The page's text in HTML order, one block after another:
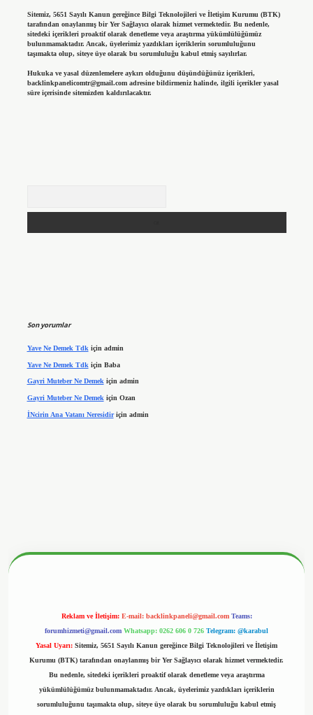
Sitemiz, 5651 Sayılı Kanun gereğince Bilgi Teknolojileri ve İletişim Kurumu (BTK)
tarafından onaylanmış bir Yer Sağlayıcı olarak hizmet vermektedir. Bu nedenle,
sitedeki içerikleri proaktif olarak denetleme veya araştırma yükümlülüğümüz
bulunmamaktadır. Ancak, üyelerimiz yazdıkları içeriklerin sorumluluğunu
taşımakta olup, siteye üye olarak bu sorumluluğu kabul etmiş sayılırlar.
Hukuka ve yasal düzenlemelere aykırı olduğunu düşündüğünüz içerikleri,
backlinkpanelicomtr@gmail.comadresine bildirmeniz halinde, ilgili içerikler yasal
süre içerisinde sitemizden kaldırılacaktır.
Son yorumlar
Yave Ne Demek Tdk için admin
Yave Ne Demek Tdk için Baba
Gayri Muteber Ne Demekiçin admin
Gayri Muteber Ne Demek için Ozan
İNcirin Ana Vatanı Neresidiriçin admin
Reklam ve İletişim: E-mail: backlinkpaneli@gmail.com Teams:
forumhizmeti@gmail.com Whatsapp: 0262 606 0 726 Telegram: @karabul
Yasal Uyarı: Sitemiz, 5651 Sayılı Kanun gereğince Bilgi Teknolojileri ve İletişim
Kurumu (BTK) tarafından onaylanmış bir Yer Sağlayıcı olarak hizmet vermektedir.
Bu nedenle, sitedeki içerikleri proaktif olarak denetleme veya araştırma
yükümlülüğümüz bulunmamaktadır. Ancak, üyelerimiz yazdıkları içeriklerin
sorumluluğunu taşımakta olup, siteye üye olarak bu sorumluluğu kabul etmiş